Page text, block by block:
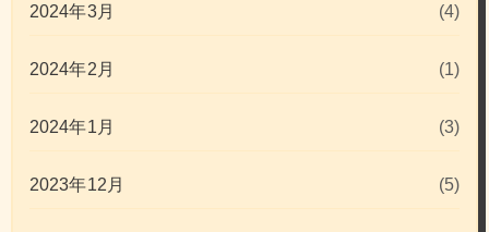
2024年3月 (4)
2024年2月 (1)
2024年1月 (3)
2023年12月 (5)